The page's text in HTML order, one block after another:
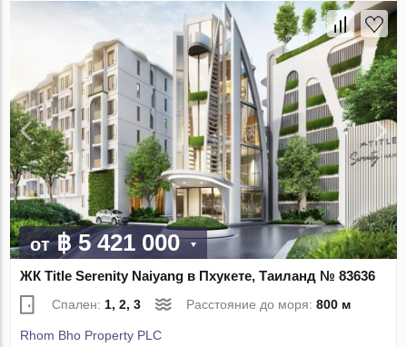
от฿ 5 421 000
ЖК Title Serenity Naiyang в Пхукете, Таиланд № 83636
Спален: 1, 2, 3 Расстояние до моря:800 м
Rhom Bho Property PLC